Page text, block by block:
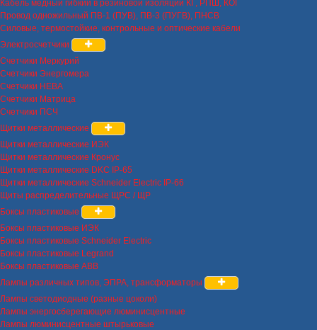
Кабель медный гибкий в резиновой изоляции КГ, РПШ, КОГ
Провод одножильный ПВ-1 (ПУВ), ПВ-3 (ПУГВ), ПНСВ
Силовые, термостойкие, контрольные и оптические кабели
Электросчетчики
Счетчики Меркурий
Счетчики Энергомера
Счетчики НЕВА
Счетчики Матрица
Счетчики ПСЧ
Щитки металлические
Щитки металлические ИЭК
Щитки металлические Кронус
Щитки металлические DKC IP-65
Щитки металлические Schneider Electric IP-66
Щиты распределительные ЩРС / ЩР
Боксы пластиковые
Боксы пластиковые ИЭК
Боксы пластиковые Schneider Electric
Боксы пластиковые Legrand
Боксы пластиковые ABB
Лампы различных типов, ЭПРА, трансформаторы
Лампы светодиодные (разные цоколи)
Лампы энергосберегающие люминисцентные
Лампы люминисцентные штырьковые